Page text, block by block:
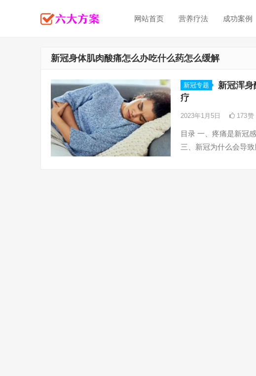
网站首页 营养疗法 成功案例
新冠身体肌肉酸痛怎么办吃什么药怎么缓解
新冠专题
新冠浑身
疗
2023年1月5日 173赞
目录 一、疼痛是新冠
三、新冠为什么会导